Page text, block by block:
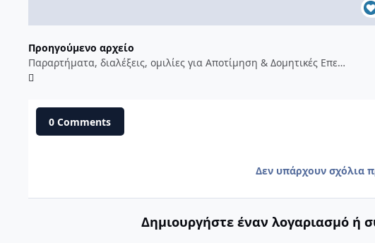
Προηγούμενο αρχείο
Παραρτήματα, διαλέξεις, ομιλίες για Αποτίμηση & Δομητικές Επεμβάσεις Τοιχοποιίας (ΚΑΔΕΤ)
0 Comments
Δεν υπάρχουν σχόλια
Δημιουργήστε έναν λογαριασμό ή